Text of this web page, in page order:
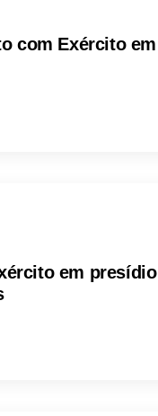
com Exército em
em presídio